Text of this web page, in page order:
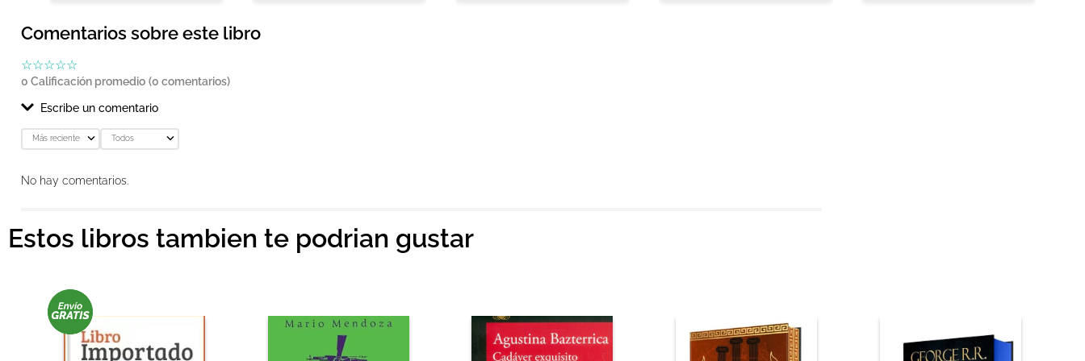
Comentarios sobre este libro
☆☆☆☆☆
0 Calificación promedio (0 comentarios)
Escribe un comentario
Agregar comentario
★★★
Tu nombre
Más reciente Todos
No hay comentarios.
Estos libros tambien te podrian gustar